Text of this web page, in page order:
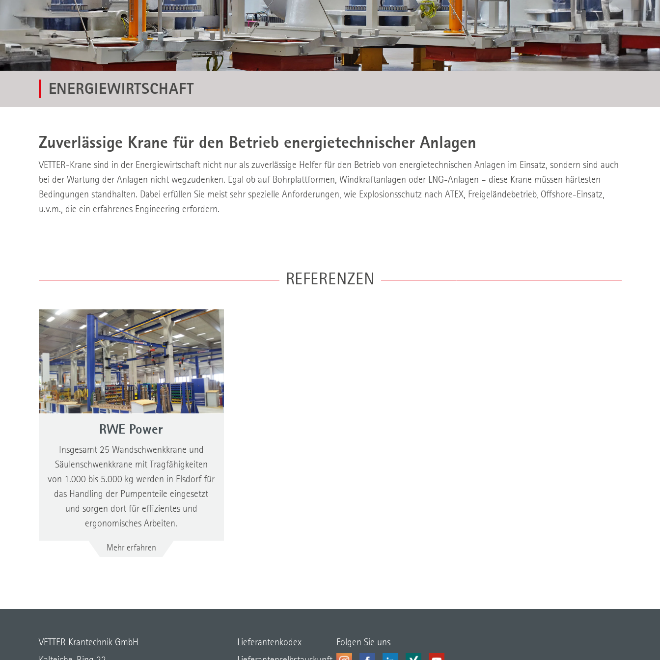
ENERGIEWIRTSCHAFT
Zuverlässige Krane für den Betrieb energietechnischer Anlagen
VETTER-Krane sind in der Energiewirtschaft nicht nur als zuverlässige Helfer für den Betrieb von energietechnischen Anlagen im Einsatz, sondern sind auch
bei der Wartung der Anlagen nicht wegzudenken. Egal ob auf Bohrplattformen, Windkraftanlagen oder LNG-Anlagen – diese Krane müssen härtesten
Bedingungen standhalten. Dabei erfüllen Sie meist sehr spezielle Anforderungen, wie Explosionsschutz nach ATEX, Freigeländebetrieb, Offshore-Einsatz,
u.v.m., die ein erfahrenes Engineering erfordern.
REFERENZEN
RWE Power
Insgesamt 25 Wandschwenkkrane und
Säulenschwenkkrane mit Tragfähigkeiten
von 1.000 bis 5.000 kg werden in Elsdorf für
das Handling der Pumpenteile eingesetzt
und sorgen dort für effizientes und
ergonomisches Arbeiten.
Mehr erfahren
VETTER Krantechnik GmbH
Lieferantenkodex
Folgen Sie uns